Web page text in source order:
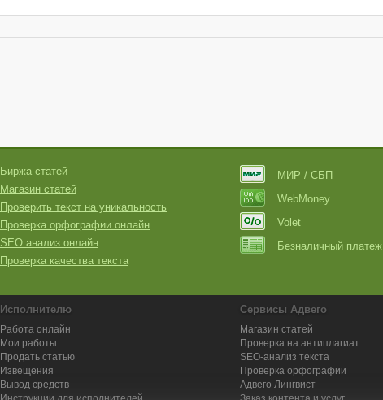
Биржа статей
Магазин статей
Проверить текст на уникальность
Проверка орфографии онлайн
SEO анализ онлайн
Проверка качества текста
МИР / СБП
WebMoney
Volet
Безналичный платеж
Исполнителю
Работа онлайн
Мои работы
Продать статью
Извещения
Вывод средств
Сервисы Адвего
Магазин статей
Проверка на антиплагиат
SEO-анализ текста
Проверка орфографии
Адвего Лингвист